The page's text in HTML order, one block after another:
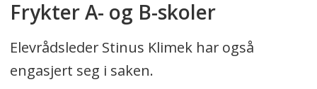
Frykter A- og B-skoler
Elevrådsleder Stinus Klimek har også
engasjert seg i saken.